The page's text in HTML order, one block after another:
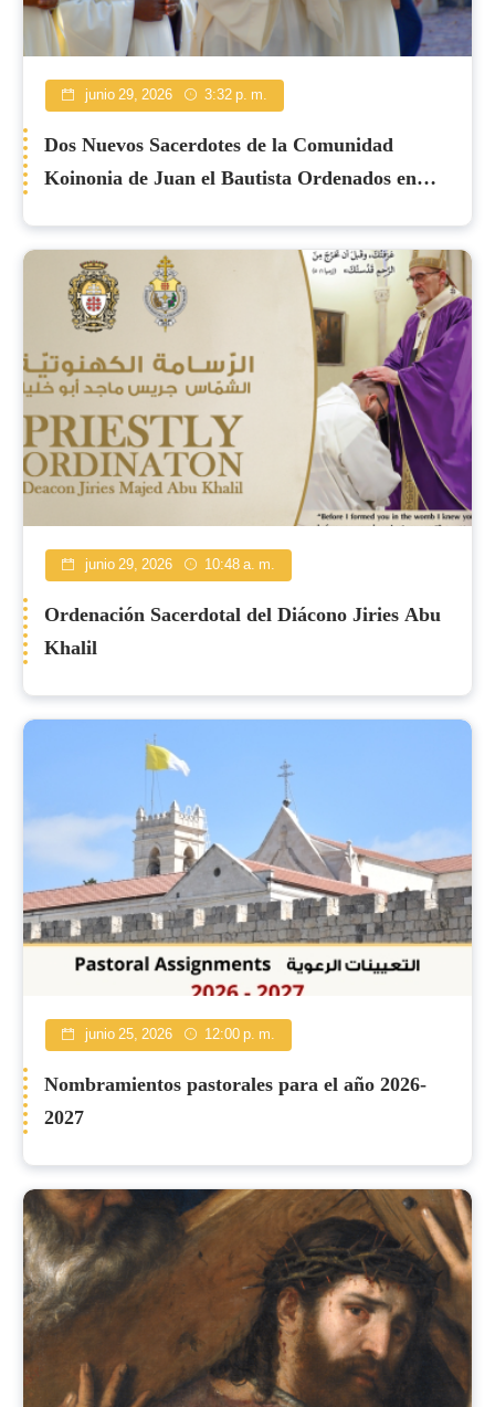
junio 29, 2026 3:32 p. m.
Dos Nuevos Sacerdotes de la Comunidad
Koinonia de Juan el Bautista Ordenados en
junio 29, 2026 10:48 a. m.
Ordenación Sacerdotal del Diácono Jiries Abu
Khalil
junio 25, 2026 12:00 p. m.
Nombramientos pastorales para el año 2026-
2027